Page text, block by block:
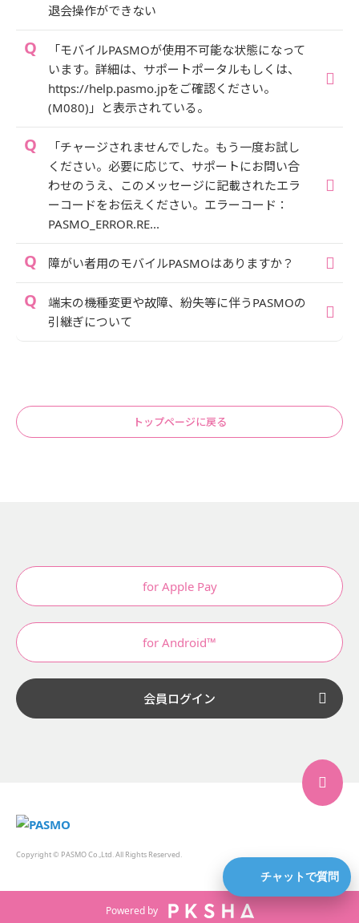
チャットで質問
退会操作ができない
「モバイルPASMOが使用不可能な状態になって
います。詳細は、サポートポータルもしくは、
https://help.pasmo.jpをご確認ください。
(M080)」と表示されている。
「チャージされませんでした。もう一度お試し
ください。必要に応じて、サポートにお問い合
わせのうえ、このメッセージに記載されたエラ
ーコードをお伝えください。エラーコード：
PASMO_ERROR.RE...
障がい者用のモバイルPASMOはありますか？
端末の機種変更や故障、紛失等に伴うPASMOの
引継ぎについて
トップページに戻る
for Apple Pay
for Android™
会員ログイン
Copyright © PASMO Co.,Ltd. All Rights Reserved.
Powered by